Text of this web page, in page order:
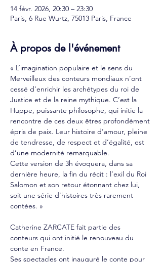
14 févr. 2026, 20:30 – 23:30
Paris, 6 Rue Wurtz, 75013 Paris, France
À propos de l'événement
« L’imagination populaire et le sens du
Merveilleux des conteurs mondiaux n’ont
cessé d’enrichir les archétypes du roi de
Justice et de la reine mythique. C’est la
Huppe, puissante philosophe, qui initie la
rencontre de ces deux êtres profondément
épris de paix. Leur histoire d’amour, pleine
de tendresse, de respect et d’égalité, est
d’une modernité remarquable.
Cette version de 3h évoquera, dans sa
dernière heure, la fin du récit : l’exil du Roi
Salomon et son retour étonnant chez lui,
soit une série d’histoires très rarement
contées. »
Catherine ZARCATE fait partie des
conteurs qui ont initié le renouveau du
conte en France.
Ses spectacles ont inauguré le conte pour